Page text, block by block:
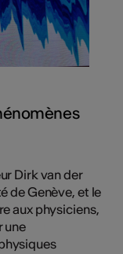
Dirk van der
de Genève, et le
aux physiciens,
une